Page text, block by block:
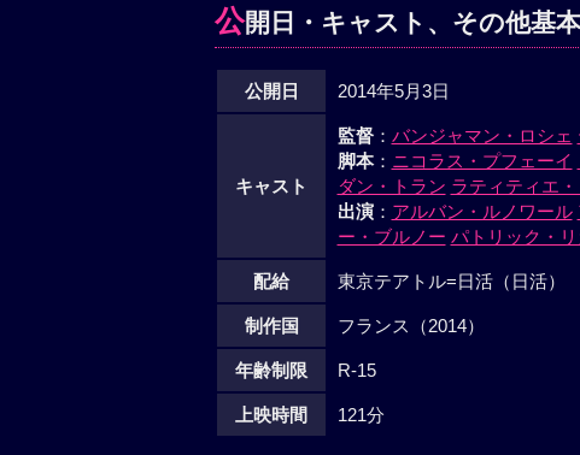
公開日・キャスト、その他基
公開日 2014年5月3日
キャスト
監督： バンジャマン・ロシェ
脚本： ニコラス・プフェーイ
ダン・トラン ラティティエ
出演： アルバン・ルノワール
ー・ブルノー パトリック・
配給 東京テアトル=日活（日活）
制作国 フランス（2014）
年齢制限 R-15
上映時間 121分